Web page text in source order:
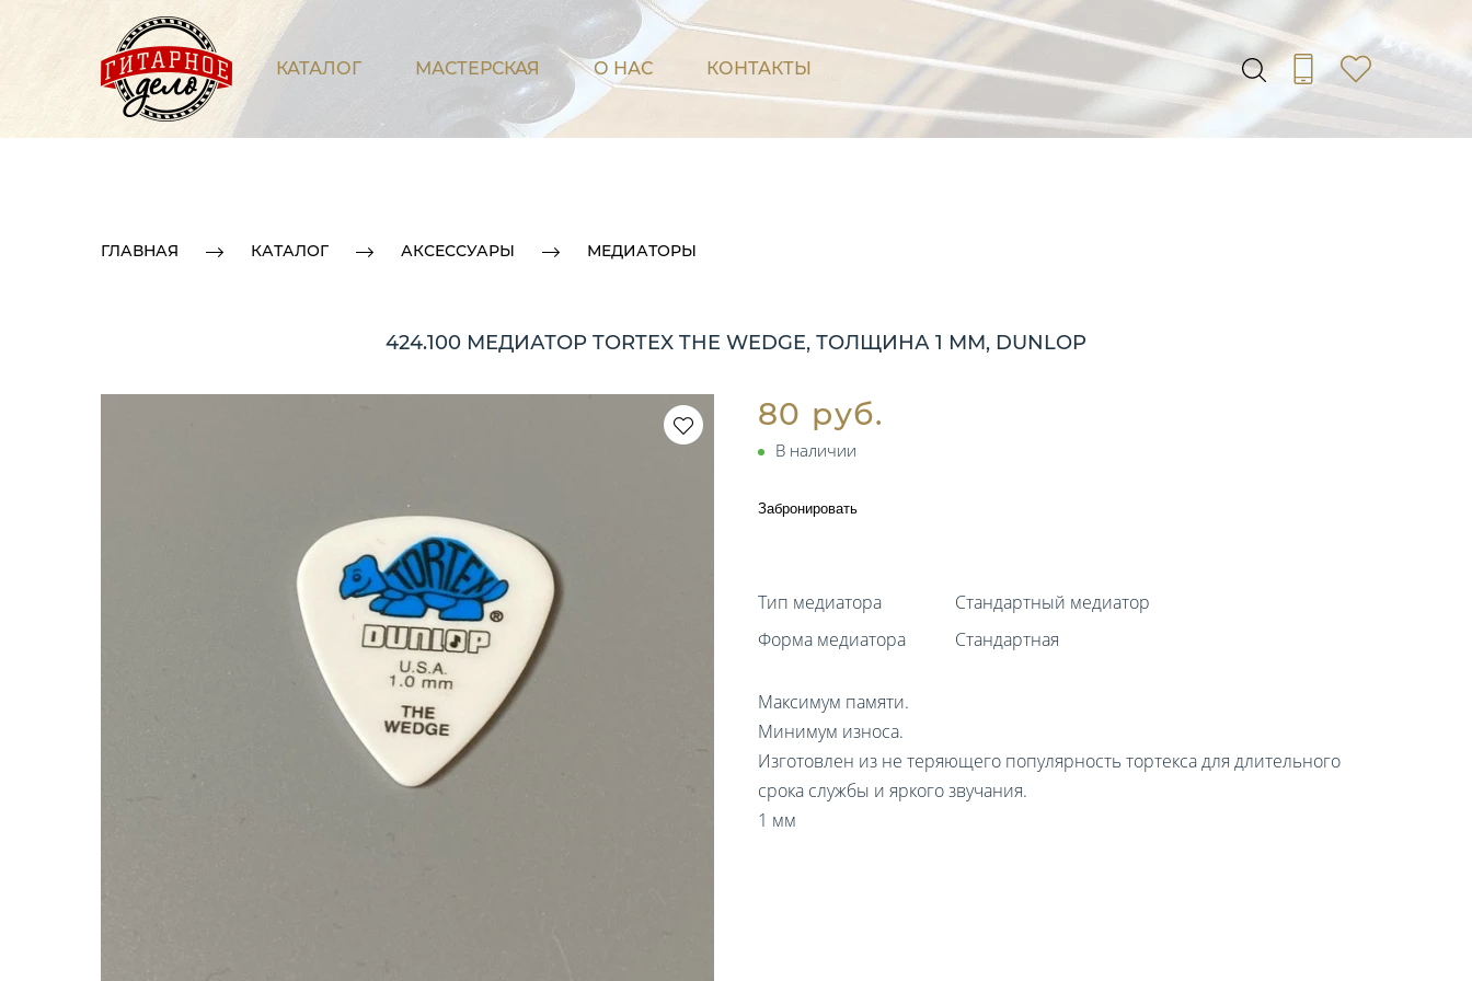
КАТАЛОГ МАСТЕРСКАЯ О НАС КОНТАКТЫ
ГЛАВНАЯ КАТАЛОГ АКСЕССУАРЫ МЕДИАТОРЫ
424.100 МЕДИАТОР TORTEX THE WEDGE, ТОЛЩИНА 1 ММ, DUNLOP
80 руб.
В наличии
Забронировать
Тип медиатора
Стандартный медиатор
Форма медиатора
Стандартная
Максимум памяти.
Минимум износа.
Изготовлен из не теряющего популярность тортекса для длительного
срока службы и яркого звучания.
1 мм